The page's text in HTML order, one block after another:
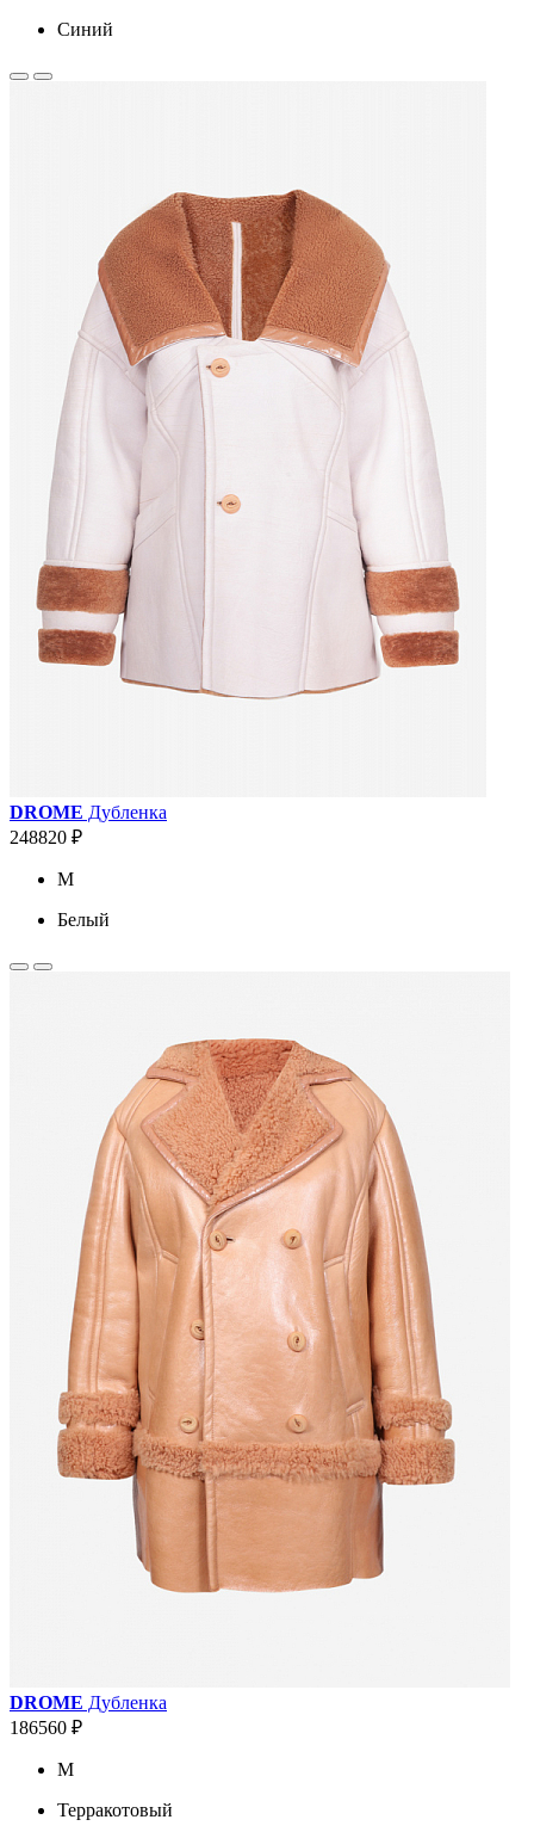
Синий
DROME Дубленка
248820 ₽
M
Белый
DROME Дубленка
186560 ₽
M
Терракотовый